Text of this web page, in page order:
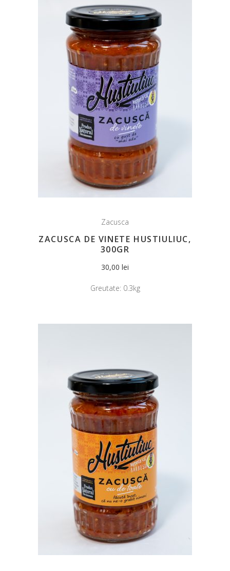
Zacusca
ZACUSCA DE VINETE HUSTIULIUC,
300GR
30,00 lei
Greutate: 0.3kg